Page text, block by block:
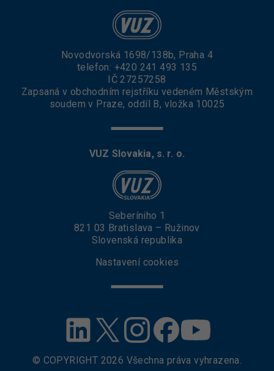
Novodvorská 1698/138b, Praha 4
telefon: +420 241 493 135
IČ 27257258
Zapsaná v obchodním rejstříku vedeném Městským
soudem v Praze, oddíl B, vložka 10025
© COPYRIGHT 2026 Všechna práva vyhrazena.
VUZ Slovakia, s. r. o.
Seberíniho 1
821 03 Bratislava – Ružinov
Slovenská republika
Nastavení cookies